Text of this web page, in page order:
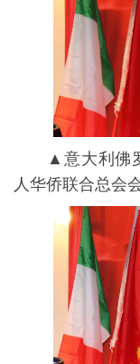
▲意⼤利佛罗
人华侨联合总会